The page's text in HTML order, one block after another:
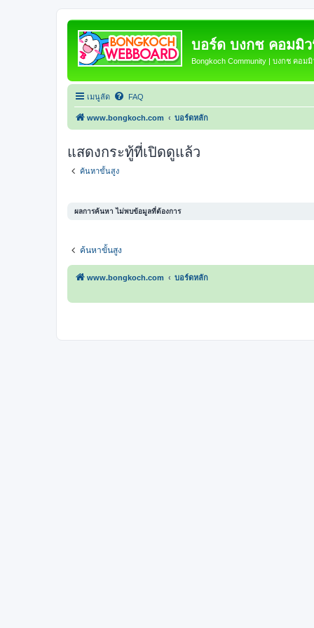
บอร์ด บงกช คอมมิ
Bongkoch Community | บงกช คอม
เมนูลัด FAQ
www.bongkoch.com บอร์ดหลัก
แสดงกระทู้ที่เปิดดูแล้ว
ค้นหาขั้นสูง
ผลการค้นหา ไม่พบข้อมูลที่ต้องการ
ค้นหาขั้นสูง
www.bongkoch.com บอร์ดหลัก